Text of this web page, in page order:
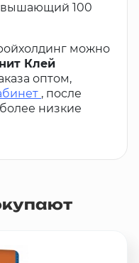
100
можно
Клей
оптом,
, после
низкие